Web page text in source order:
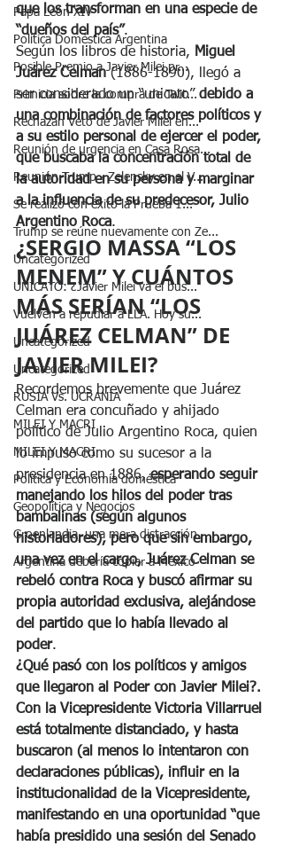
Papa León XIV
Política Doméstica Argentina
Posible Premio a Javier Milei pr...
Primicia sobre la compra de Twit...
Rechazan Veto de Javier Milei en...
Reunión de urgencia en Casa Rosa...
Reunión Trump - Zelensky en el V...
Se realizó con éxito la Prueba 1...
Trump se reúne nuevamente con Ze...
Uncategorized
UNICATO: ¿Javier Milei va el bús...
Vuelven a repudiar a LLA. Hoy su...
Uncategorized
Uncategorized
RUSIA Vs. UCRANIA
MILEI Y MACRI
MILEI Y MACRI
Política y Economía doméstica
Geopolítica y Negocios
Groenlandia, una mera distracción
Argentina debería copiar a México
que los transforman en una especie de
“dueños del país”.
Según los libros de historia, Miguel
Juárez Celman (1886-1890), llegó a
ser considerado un “unicato” debido a
una combinación de factores políticos y
a su estilo personal de ejercer el poder,
que buscaba la concentración total de
la autoridad en su persona y marginar
a la influencia de su predecesor, Julio
Argentino Roca.
¿SERGIO MASSA “LOS
MENEM” Y CUÁNTOS
MÁS SERÍAN “LOS
JUÁREZ CELMAN” DE
JAVIER MILEI?
Recordemos brevemente que Juárez
Celman era concuñado y ahijado
político de Julio Argentino Roca, quien
lo impuso como su sucesor a la
presidencia en 1886, esperando seguir
manejando los hilos del poder tras
bambalinas (según algunos
historiadores), pero que sin embargo,
una vez en el cargo, Juárez Celman se
rebeló contra Roca y buscó afirmar su
propia autoridad exclusiva, alejándose
del partido que lo había llevado al
poder.
¿Qué pasó con los políticos y amigos
que llegaron al Poder con Javier Milei?.
Con la Vicepresidente Victoria Villarruel
está totalmente distanciado, y hasta
buscaron (al menos lo intentaron con
declaraciones públicas), influir en la
institucionalidad de la Vicepresidente,
manifestando en una oportunidad “que
había presidido una sesión del Senado